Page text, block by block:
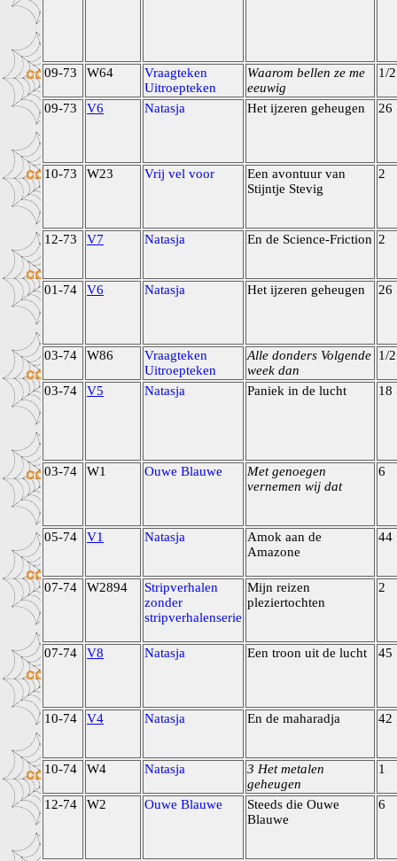
09-73 W64
Vraagteken
Uitroepteken
Waarom bellen ze me
eeuwig
1/2
09-73 V6 Natasja Het ijzeren geheugen 26
10-73 W23 Vrij vel voor
Een avontuur van
Stijntje Stevig
2
12-73 V7 Natasja En de Science-Friction 2
01-74 V6 Natasja Het ijzeren geheugen 26
03-74 W86
Vraagteken
Uitroepteken
Alle donders Volgende
week dan
1/2
03-74 V5 Natasja Paniek in de lucht 18
03-74 W1 Ouwe Blauwe
Met genoegen
vernemen wij dat
6
05-74 V1 Natasja
Amok aan de
Amazone
44
07-74 W2894
Stripverhalen
zonder
stripverhalenserie
Mijn reizen
pleziertochten
2
07-74 V8 Natasja Een troon uit de lucht 45
10-74 V4 Natasja En de maharadja 42
10-74 W4 Natasja
3 Het metalen
geheugen
1
12-74 W2 Ouwe Blauwe
Steeds die Ouwe
Blauwe
6